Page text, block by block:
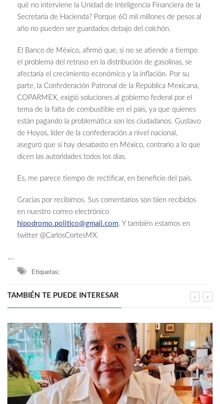
qué no interviene la Unidad de Inteligencia Financiera de la
Secretaría de Hacienda? Porque 60 mil millones de pesos al
año no pueden ser guardados debajo del colchón.
El Banco de México, afirmó que, si no se atiende a tiempo
el problema del retraso en la distribución de gasolinas, se
afectaría el crecimiento económico y la inflación. Por su
parte, la Confederación Patronal de la República Mexicana,
COPARMEX, exigió soluciones al gobierno federal por el
tema de la falta de combustible en el país, ya que quienes
están pagando la problemática son los ciudadanos. Gustavo
de Hoyos, líder de la confederación a nivel nacional,
aseguró que sí hay desabasto en México, contrario a lo que
dicen las autoridades todos los días.
Es, me parece tiempo de rectificar, en beneficio del país.
Gracias por recibirnos. Sus comentarios son bien recibidos
en nuestro correo electrónico
hipodromo.politico@gmail.com. Y también estamos en
twitter @CarlosCortesMX.
…
Etiquetas:
TAMBIÉN TE PUEDE INTERESAR